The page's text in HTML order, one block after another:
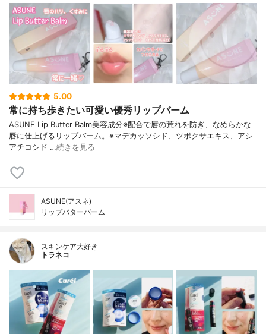
5.00
常に持ち歩きたい可愛い優秀リップバーム
ASUNE Lip Butter Balm美容成分※配合で唇の荒れを防ぎ、なめらかな
唇に仕上げるリップバーム。※マデカッソシド、ツボクサエキス、アシ
アチコシド …続きを見る
ASUNE(アスネ)
リップバターバーム
スキンケア大好き
トラネコ